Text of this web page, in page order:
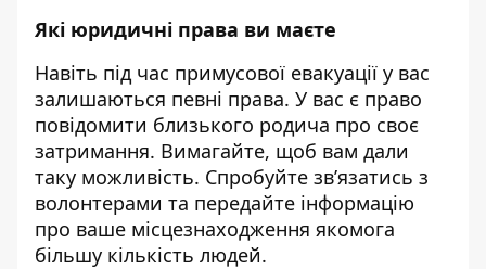
Які юридичні права ви маєте
Навіть під час примусової евакуації у вас
залишаються певні права. У вас є право
повідомити близького родича про своє
затримання. Вимагайте, щоб вам дали
таку можливість. Спробуйте зв’язатись з
волонтерами та передайте інформацію
про ваше місцезнаходження якомога
більшу кількість людей.